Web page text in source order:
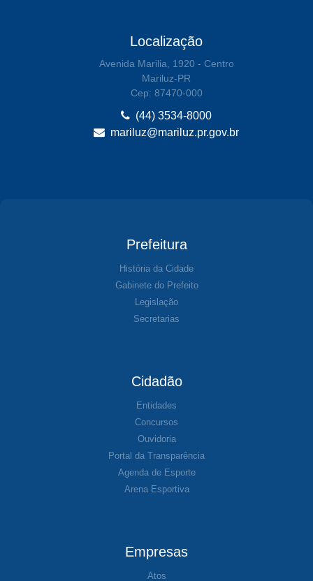
Localização
Avenida Marilia, 1920 - Centro
Mariluz-PR
Cep: 87470-000
(44) 3534-8000
mariluz@mariluz.pr.gov.br
Prefeitura
História da Cidade
Gabinete do Prefeito
Legislação
Secretarias
Cidadão
Entidades
Concursos
Ouvidoria
Portal da Transparência
Agenda de Esporte
Arena Esportiva
Empresas
Atos